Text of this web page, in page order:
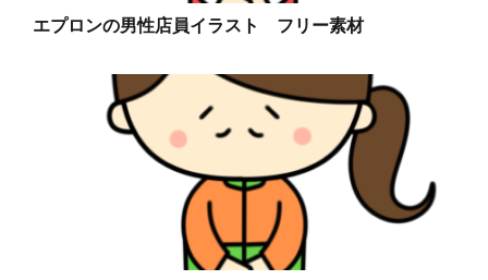
エプロンの男性店員イラスト フリー素材